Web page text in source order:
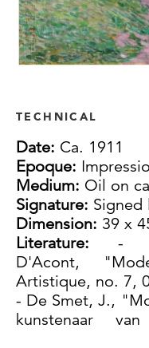
TECHNICAL
Date: Ca. 1911
Epoque:
Medium: Oil on
Signature: Signed
Dimension: 39 x
Literature: -
D'Acont,
Artistique, no. 7,
- De Smet, J.,
kunstenaar